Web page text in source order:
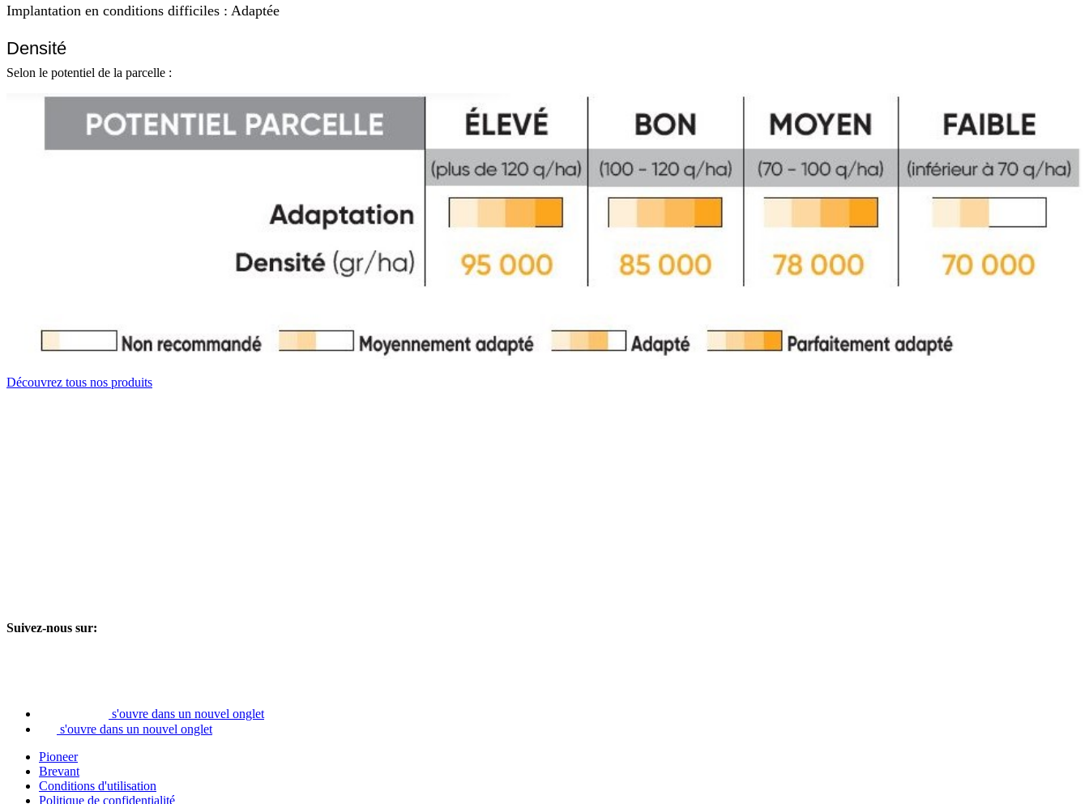
Implantation en conditions difficiles : Adaptée
Densité
Selon le potentiel de la parcelle :
Découvrez tous nos produits
Suivez-nous sur:
s'ouvre dans un nouvel onglet
s'ouvre dans un nouvel onglet
Pioneer
Brevant
Conditions d'utilisation
Politique de confidentialité